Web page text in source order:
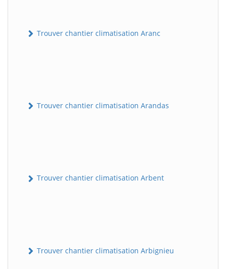
Trouver chantier climatisation Aranc
Trouver chantier climatisation Arandas
Trouver chantier climatisation Arbent
Trouver chantier climatisation Arbignieu